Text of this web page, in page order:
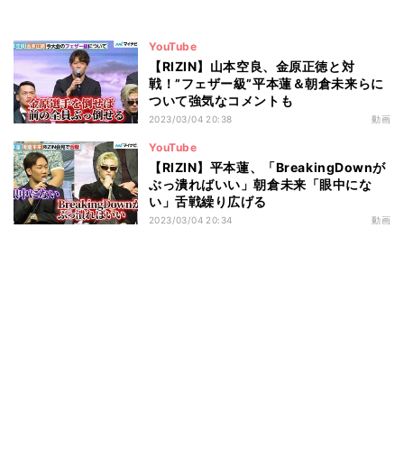
YouTube
【RIZIN】山本空良、金原正徳と対
戦！”フェザー級”平本蓮＆朝倉未来らに
ついて強気なコメントも
2023/03/04 20:38 動画
YouTube
【RIZIN】平本蓮、「BreakingDownが
ぶっ潰ればいい」朝倉未来「眼中にな
い」舌戦繰り広げる
2023/03/04 20:34 動画